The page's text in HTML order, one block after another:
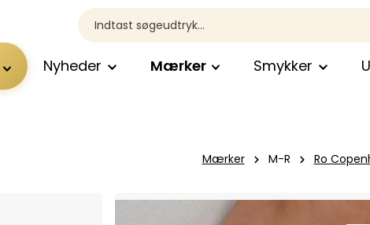
Nyheder Mærker Smykker
Mærker M-R Ro